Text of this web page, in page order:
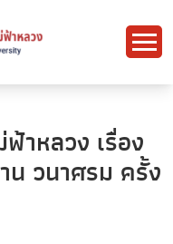
าหลวง เรื่อง
วนาศรม ครั้ง